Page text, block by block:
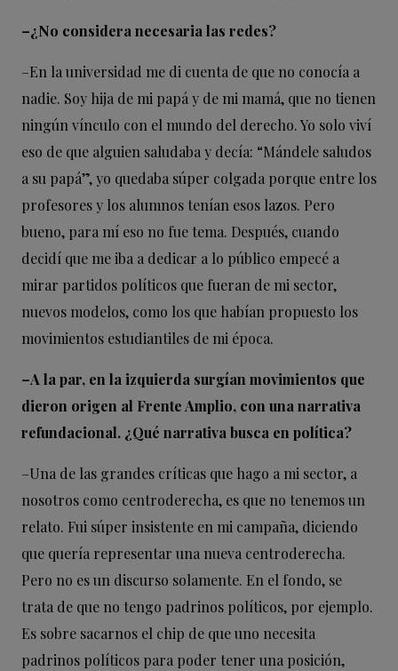
–¿No considera necesaria las redes?
–En la universidad me di cuenta de que no conocía a
nadie. Soy hija de mi papá y de mi mamá, que no tienen
ningún vínculo con el mundo del derecho. Yo solo viví
eso de que alguien saludaba y decía: “Mándele saludos
a su papá”, yo quedaba súper colgada porque entre los
profesores y los alumnos tenían esos lazos. Pero
bueno, para mí eso no fue tema. Después, cuando
decidí que me iba a dedicar a lo público empecé a
mirar partidos políticos que fueran de mi sector,
nuevos modelos, como los que habían propuesto los
movimientos estudiantiles de mi época.
–A la par, en la izquierda surgían movimientos que
dieron origen al Frente Amplio, con una narrativa
refundacional. ¿Qué narrativa busca en política?
–Una de las grandes críticas que hago a mi sector, a
nosotros como centroderecha, es que no tenemos un
relato. Fui súper insistente en mi campaña, diciendo
que quería representar una nueva centroderecha.
Pero no es un discurso solamente. En el fondo, se
trata de que no tengo padrinos políticos, por ejemplo.
Es sobre sacarnos el chip de que uno necesita
padrinos políticos para poder tener una posición,